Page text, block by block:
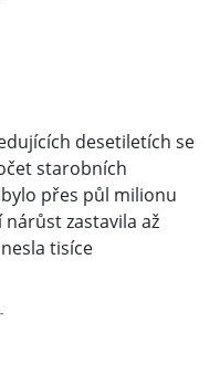
desetiletích se
starobních
přes půl milionu
zastavila až
tisíce